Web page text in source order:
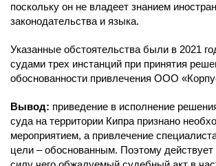
поскольку он не владеет знанием
законодательства и языка.
Указанные обстоятельства были в 2021
судами трех инстанций при принятия
обоснованности привлечения ООО
Вывод: приведение в исполнение
суда на территории Кипра признано
мероприятием, а привлечение
цели – обоснованным. Поэтому